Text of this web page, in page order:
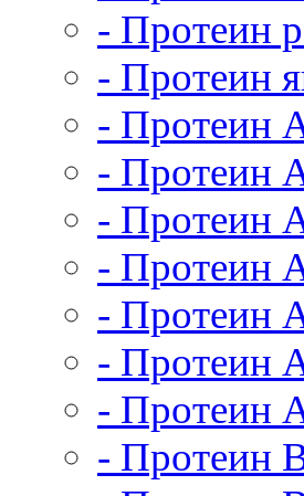
- Протеин
- Протеин
- Протеин
- Протеин
- Протеин
- Протеин
- Протеин
- Протеин
- Протеин
- Протеин